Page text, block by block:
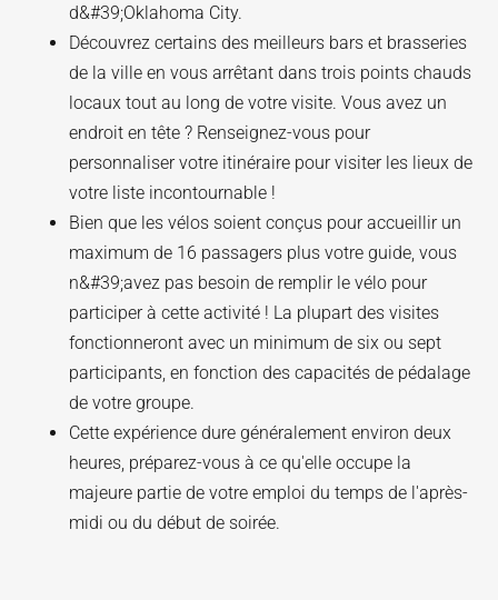
d&#39;Oklahoma City.
Découvrez certains des meilleurs bars et brasseries
de la ville en vous arrêtant dans trois points chauds
locaux tout au long de votre visite. Vous avez un
endroit en tête ? Renseignez-vous pour
personnaliser votre itinéraire pour visiter les lieux de
votre liste incontournable !
Bien que les vélos soient conçus pour accueillir un
maximum de 16 passagers plus votre guide, vous
n&#39;avez pas besoin de remplir le vélo pour
participer à cette activité ! La plupart des visites
fonctionneront avec un minimum de six ou sept
participants, en fonction des capacités de pédalage
de votre groupe.
Cette expérience dure généralement environ deux
heures, préparez-vous à ce qu'elle occupe la
majeure partie de votre emploi du temps de l'après-
midi ou du début de soirée.